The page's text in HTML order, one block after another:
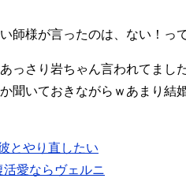
い師様が言ったのは、ない！
あっさり岩ちゃん言われてま
聞いておきながらｗあまり結
とやり直したい
活愛ならヴェルニ